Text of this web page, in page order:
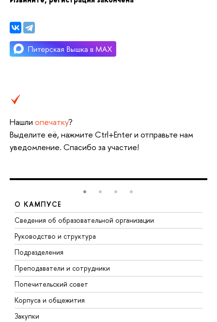
Нашли опечатку?
ыделите её, нажмите Ctrl+Enter и отправьте нам
уведомление. Спасибо за участие!
О КАМПУСЕ
Сведения об образовательной организации
Руководство и структура
Подразделения
Преподаватели и сотрудники
Попечительский совет
Корпуса и общежития
Закупки